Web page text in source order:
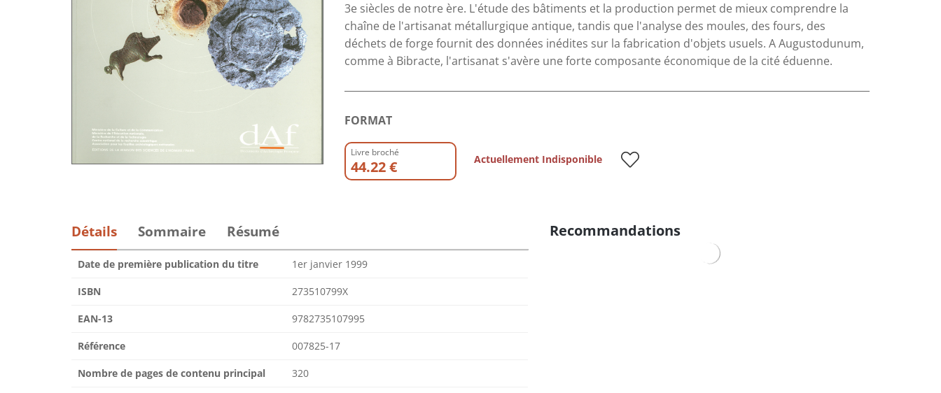
3e siècles de notre ère. L'étude des bâtiments et la production permet de mieux comprendre la
chaîne de l'artisanat métallurgique antique, tandis que l'analyse des moules, des fours, des
déchets de forge fournit des données inédites sur la fabrication d'objets usuels. A Augustodunum,
comme à Bibracte, l'artisanat s'avère une forte composante économique de la cité éduenne.
FORMAT
Livre broché
44.22 € Actuellement Indisponible
Détails Sommaire Résumé
Date de première publication du titre 1er janvier 1999
ISBN 273510799X
EAN-13 9782735107995
Référence 007825-17
Nombre de pages de contenu principal 320
Recommandations